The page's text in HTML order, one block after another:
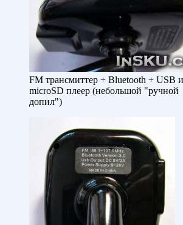
FM трансмиттер + Bluetooth + USB и
microSD плеер (небольшой "ручной
допил")